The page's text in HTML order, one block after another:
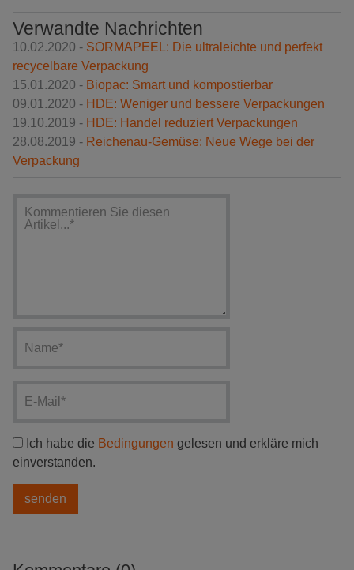
Verwandte Nachrichten
10.02.2020 - SORMAPEEL: Die ultraleichte und perfekt
recycelbare Verpackung
15.01.2020 - Biopac: Smart und kompostierbar
09.01.2020 - HDE: Weniger und bessere Verpackungen
19.10.2019 - HDE: Handel reduziert Verpackungen
28.08.2019 - Reichenau-Gemüse: Neue Wege bei der
Verpackung
Ich habe die Bedingungen gelesen und erkläre mich
einverstanden.